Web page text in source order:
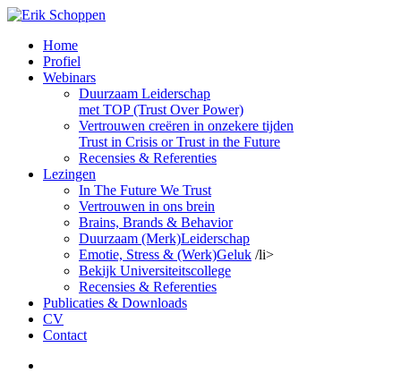
Home
Profiel
Webinars
Duurzaam Leiderschap
met TOP (Trust Over Power)
Vertrouwen creëren in onzekere tijden
Trust in Crisis or Trust in the Future
Recensies & Referenties
Lezingen
In The Future We Trust
Vertrouwen in ons brein
Brains, Brands & Behavior
Duurzaam (Merk)Leiderschap
Emotie, Stress & (Werk)Geluk /li>
Bekijk Universiteitscollege
Recensies & Referenties
Publicaties & Downloads
CV
Contact